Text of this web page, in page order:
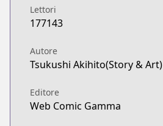
Lettori
177143
Autore
Tsukushi Akihito(Story & Art)
Editore
Web Comic Gamma